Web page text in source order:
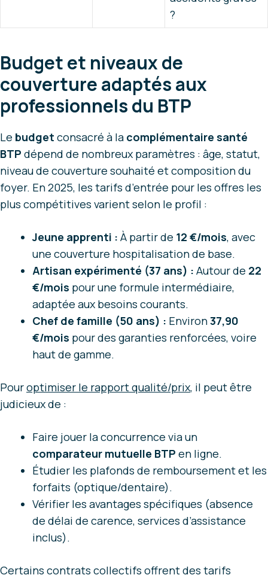
?
Budget et niveaux de
couverture adaptés aux
professionnels du BTP
Le budget consacré à la complémentaire santé
BTP dépend de nombreux paramètres : âge, statut,
niveau de couverture souhaité et composition du
foyer. En 2025, les tarifs d’entrée pour les offres les
plus compétitives varient selon le profil :
Jeune apprenti : À partir de 12 €/mois, avec
une couverture hospitalisation de base.
Artisan expérimenté (37 ans) : Autour de 22
€/mois pour une formule intermédiaire,
adaptée aux besoins courants.
Chef de famille (50 ans) : Environ37,90
€/mois pour des garanties renforcées, voire
haut de gamme.
Pouroptimiser le rapport qualité/prix, il peut être
judicieux de :
Faire jouer la concurrence via un
comparateur mutuelle BTP en ligne.
Étudier les plafonds de remboursement et les
forfaits (optique/dentaire).
Vérifier les avantages spécifiques (absence
de délai de carence, services d’assistance
inclus).
Certains contrats collectifs offrent des tarifs